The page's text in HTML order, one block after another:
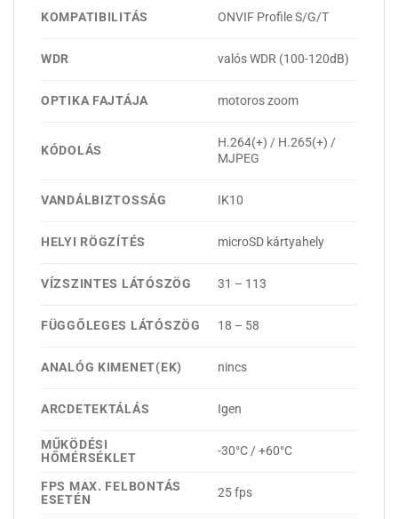
KOMPATIBILITÁS ONVIF Profile S/G/T
WDR valós WDR (100-120dB)
OPTIKA FAJTÁJA motoros zoom
KÓDOLÁS
H.264(+) / H.265(+) /
MJPEG
VANDÁLBIZTOSSÁG IK10
HELYI RÖGZÍTÉS microSD kártyahely
VÍZSZINTES LÁTÓSZÖG 31 – 113
FÜGGŐLEGES LÁTÓSZÖG 18 – 58
ANALÓG KIMENET(EK) nincs
ARCDETEKTÁLÁS Igen
MŰKÖDÉSI
HŐMÉRSÉKLET
-30°C / +60°C
FPS MAX. FELBONTÁS
ESETÉN
25 fps